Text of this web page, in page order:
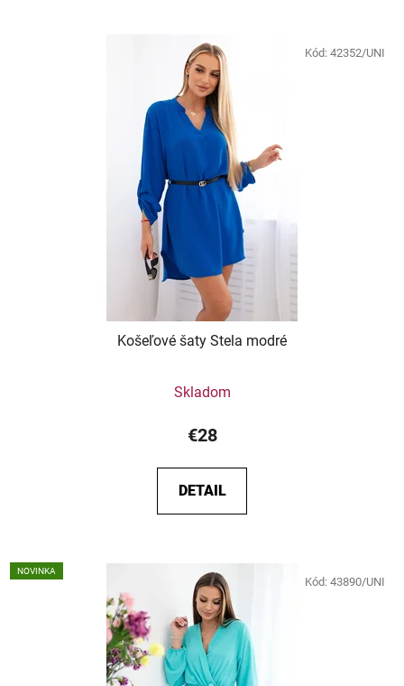
Košeľové šaty Stela modré
Skladom
€28
DETAIL
Kód: 42352/UNI
NOVINKA
Kód: 43890/UNI